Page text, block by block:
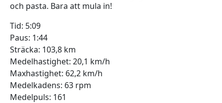
och pasta. Bara att mula in!
Tid: 5:09
Paus: 1:44
Sträcka: 103,8 km
Medelhastighet: 20,1 km/h
Maxhastighet: 62,2 km/h
Medelkadens: 63 rpm
Medelpuls: 161